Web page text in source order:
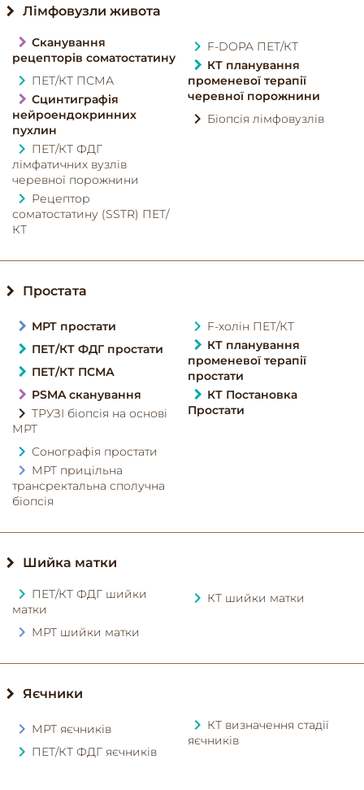
Лімфовузли живота
Сканування
рецепторів соматостатину
ПЕТ/КТ ПСМА
Сцинтиграфія
нейроендокринних
пухлин
ПЕТ/КТ ФДГ
лімфатичних вузлів
черевної порожнини
Рецептор
соматостатину (SSTR) ПЕТ/
КТ
F-DOPA ПЕТ/КТ
КТ планування
променевої терапії
черевної порожнини
Біопсія лімфовузлів
Простата
МРТ простати
ПЕТ/КТ ФДГ простати
ПЕТ/КТ ПСМА
PSMA сканування
ТРУЗІ біопсія на основі
МРТ
Сонографія простати
МРТ прицільна
трансректальна сполучна
біопсія
F-холін ПЕТ/КТ
КТ планування
променевої терапії
простати
КТ Постановка
Простати
Шийка матки
ПЕТ/КТ ФДГ шийки
матки
МРТ шийки матки
КТ шийки матки
Яєчники
МРТ яєчників
ПЕТ/КТ ФДГ яєчників
КТ визначення стадії
яєчників